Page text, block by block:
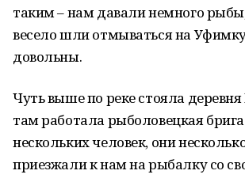
таким – нам давали немного
весело шли отмываться на
довольны.
Чуть выше по реке стояла
там работала рыболовецкая
нескольких человек, они
приезжали к нам на рыбалку со